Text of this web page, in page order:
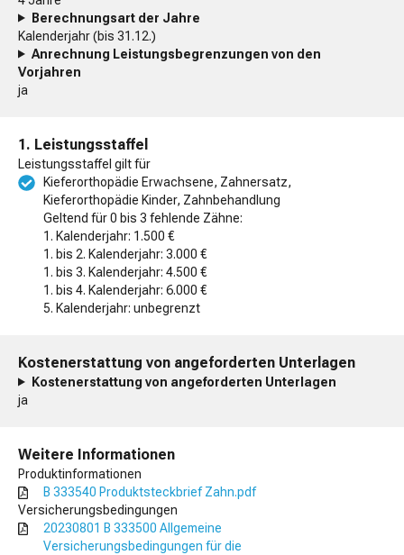
Berechnungsart der Jahre
Kalenderjahr (bis 31.12.)
Anrechnung Leistungsbegrenzungen von den
Vorjahren
ja
1. Leistungsstaffel
Leistungsstaffel gilt für
Kieferorthopädie Erwachsene, Zahnersatz,
Kieferorthopädie Kinder, Zahnbehandlung
Geltend für 0 bis 3 fehlende Zähne:
1. Kalenderjahr: 1.500 €
1. bis 2. Kalenderjahr: 3.000 €
1. bis 3. Kalenderjahr: 4.500 €
1. bis 4. Kalenderjahr: 6.000 €
5. Kalenderjahr: unbegrenzt
Kostenerstattung von angeforderten Unterlagen
Kostenerstattung von angeforderten Unterlagen
ja
Weitere Informationen
Produktinformationen
B 333540 Produktsteckbrief Zahn.pdf
Versicherungsbedingungen
20230801 B 333500 Allgemeine
Versicherungsbedingungen für die